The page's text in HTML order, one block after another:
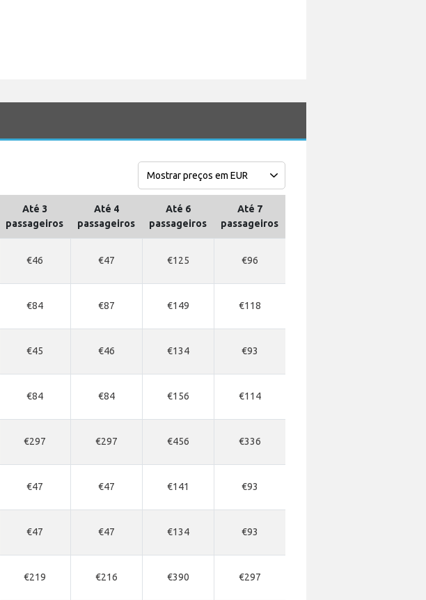
Até 3
passageiros
Até 4
passageiros
Até 6
passageiros
Até 7
passageiros
€46 €47 €125 €96
€84 €87 €149 €118
€45 €46 €134 €93
€84 €84 €156 €114
€297 €297 €456 €336
€47 €47 €141 €93
€47 €47 €134 €93
€219 €216 €390 €297